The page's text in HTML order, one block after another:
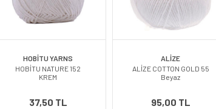
HOBİTU YARNS
HOBİTU NATURE 152
KREM
37,50 TL
ALİZE
ALİZE COTTON GOLD 55
Beyaz
95,00 TL